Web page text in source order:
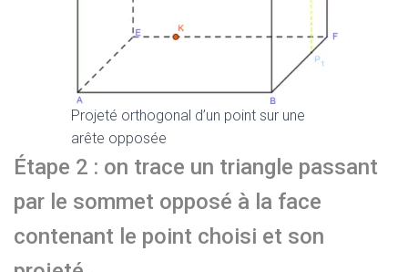
Projeté orthogonal d’un point sur une
arête opposée
Étape 2 : on trace un triangle passant
par le sommet opposé à la face
contenant le point choisi et son